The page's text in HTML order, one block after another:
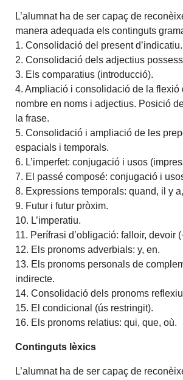
L’alumnat ha de ser capaç de
manera adequada els continguts
1. Consolidació del present d’indicatiu.
2. Consolidació dels adjectius
3. Els comparatius (introducció).
4. Ampliació i consolidació de la flexió
nombre en noms i adjectius. Posició
la frase.
5. Consolidació i ampliació de les
espacials i temporals.
6. L’imperfet: conjugació i usos
7. El passé composé: conjugació i
8. Expressions temporals: quand, il y
9. Futur i futur pròxim.
10. L’imperatiu.
11. Perífrasi d’obligació: falloir, devoir
12. Els pronoms adverbials: y, en.
13. Els pronoms personals de
indirecte.
14. Consolidació dels pronoms
15. El condicional (ús restringit).
16. Els pronoms relatius: qui, que, où.
Continguts lèxics
L’alumnat ha de ser capaç de